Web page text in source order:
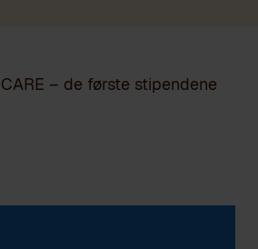
– de første stipendene